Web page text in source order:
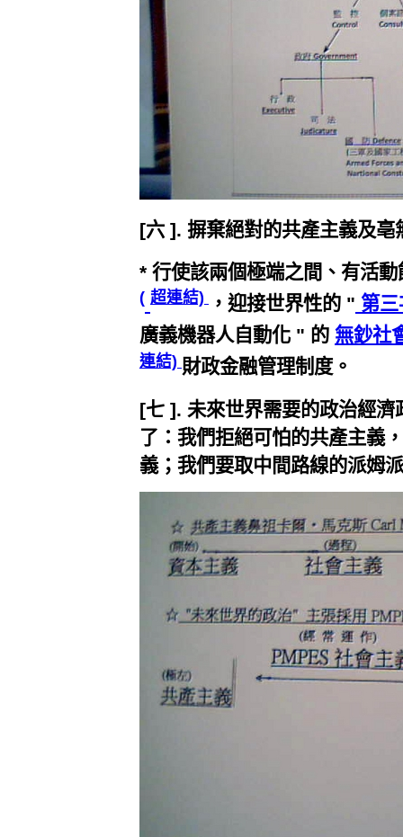
[六 ]. 摒棄絕對的共產主義及亳
* 行使該兩個極端之間、有活
( 超連結) ，迎接世界性的 " 第
廣義機器人自動化 " 的 無鈔社
連結) 財政金融管理制度。
[七 ]. 未來世界需要的政治經濟
了：我們拒絕可怕的共產主義
義；我們要取中間路線的派姆